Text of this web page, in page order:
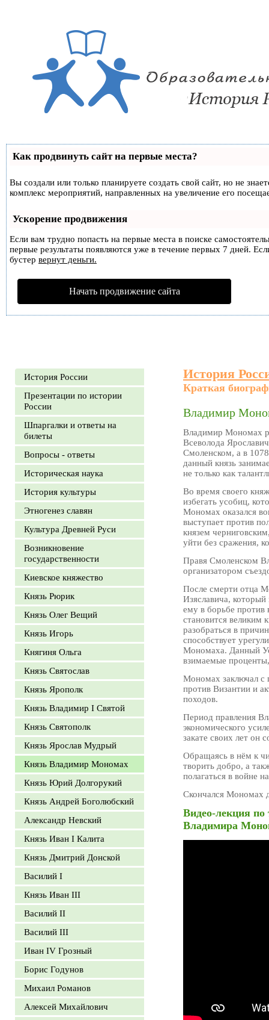
Как продвинуть сайт на первые места?
Вы создали или только планируете создать свой сайт, но не
комплекс мероприятий, направленных на увеличение его
Ускорение продвижения
Если вам трудно попасть на первые места в поиске
первые результаты появляются уже в течение первых 7 дней.
бустер вернут деньги.
Начать продвижение сайта
История России
Презентации по истории
России
Шпаргалки и ответы на
билеты
Вопросы - ответы
Историческая наука
История культуры
Этногенез славян
Культура Древней Руси
Возникновение
государственности
Киевское княжество
Князь Рюрик
Князь Олег Вещий
Князь Игорь
Княгиня Ольга
Князь Святослав
Князь Ярополк
Князь Владимир I Святой
Князь Святополк
Князь Ярослав Мудрый
Князь Владимир Мономах
Князь Юрий Долгорукий
Князь Андрей Боголюбский
Александр Невский
Князь Иван I Калита
Князь Дмитрий Донской
Василий I
Князь Иван III
Василий II
Василий III
Иван IV Грозный
Борис Годунов
Михаил Романов
Алексей Михайлович
История
Краткая
Владимир
Владимир Мономах
Всеволода
Смоленском, а в
данный князь
не только как
Во время своего
избегать усобиц,
Мономах оказался
выступает против
князем
уйти без сражения,
Правя Смоленском
организатором
После смерти отца
Изяславича,
ему в борьбе против
становится великим
разобраться в
способствует
Мономаха. Данный
взимаемые
Мономах заключал с
против Византии и
походов.
Период правления
экономического
закате своих лет он
Обращаясь в нём к
творить добро, а
полагаться в войне
Скончался Мономах
Видео-лекция по
Владимира